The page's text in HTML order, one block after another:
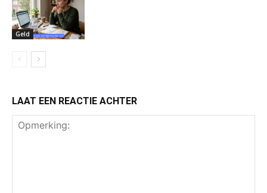
Geld
LAAT EEN REACTIE ACHTER